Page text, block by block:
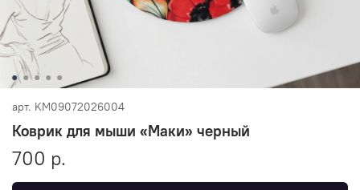
арт. KM09072026004
Коврик для мыши «Маки» черный
700 р.